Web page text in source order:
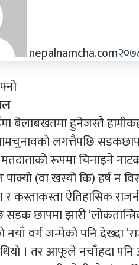
nepalnamcha.com
बेलाबखतमा हुनेजस्तै
लगत्तैपछि
रूपमा चिनाइने
(वा खस्याे कि) हर्ष न
र कस्ताकस्ता ऐतिहासिक
सडक छापमा झारी
वर्ग जन्मेकाे पनि देख्दा
। तर आफूले नचाँहदा